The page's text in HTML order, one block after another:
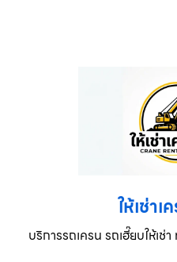
ให้เช่า
บริการรถเครน รถเฮี๊ยบให้เ